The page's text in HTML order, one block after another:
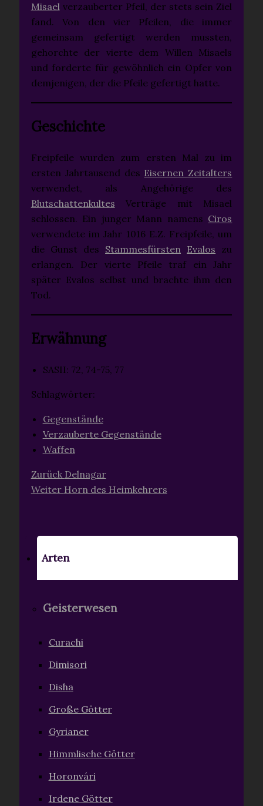
Arten
Geisterwesen
Curachi
Dimisori
Disha
Große Götter
Gyrianer
Himmlische Götter
Horonvári
Irdene Götter
Misaelverzauberter Pfeil, der stets sein Ziel
fand. Von den vier Pfeilen, die immer
gemeinsam gefertigt werden mussten,
gehorchte der vierte dem Willen Misaels
und forderte für gewöhnlich ein Opfer von
demjenigen, der die Pfeile gefertigt hatte.
Geschichte
Freipfeile wurden zum ersten Mal zu im
ersten Jahrtausend des Eisernen Zeitalters
verwendet, als Angehörige des
Blutschattenkultes Verträge mit Misael
schlossen. Ein junger Mann namens Ciros
verwendete im Jahr 1016 E.Z. Freipfeile, um
die Gunst des Stammesfürsten Evalos zu
erlangen. Der vierte Pfeile traf ein Jahr
später Evalos selbst und brachte ihm den
Tod.
Erwähnung
SASII: 72, 74-75, 77
Schlagwörter:
Gegenstände
Verzauberte Gegenstände
Waffen
Zurück Delnagar
Weiter Horn des Heimkehrers